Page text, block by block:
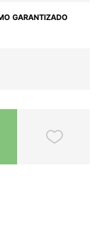
GARANTIZADO